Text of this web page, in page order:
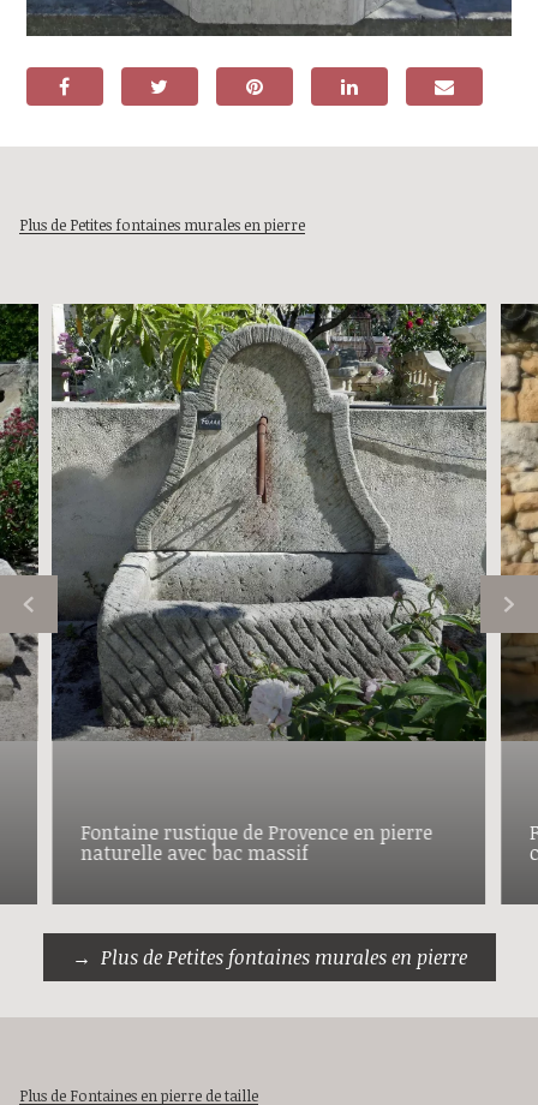
Plus de Petites fontaines murales en pierre
Fontaine rustique de Provence en pierre
naturelle avec bac massif
Plus de Petites fontaines murales en pierre
Plus de Fontaines en pierre de taille